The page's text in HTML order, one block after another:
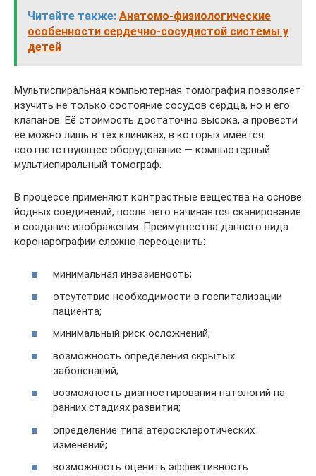
Читайте также: Анатомо-физиологические
особенности сердечно-сосудистой системы у
детей
Мультиспиральная компьютерная томография позволяет
изучить не только состояние сосудов сердца, но и его
клапанов. Её стоимость достаточно высока, а провести
её можно лишь в тех клиниках, в которых имеется
соответствующее оборудование — компьютерный
мультиспиральный томограф.
В процессе применяют контрастные вещества на основе
йодных соединений, после чего начинается сканирование
и создание изображения. Преимущества данного вида
коронарографии сложно переоценить:
минимальная инвазивность;
отсутствие необходимости в госпитализации
пациента;
минимальный риск осложнений;
возможность определения скрытых
заболеваний;
возможность диагностирования патологий на
ранних стадиях развития;
определение типа атеросклеротических
изменений;
возможность оценить эффективность